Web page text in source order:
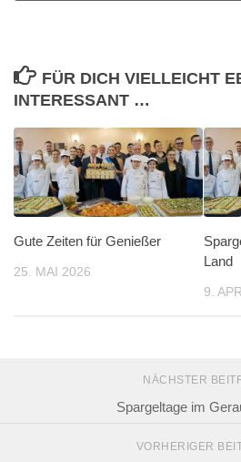
FÜR DICH VIELLEICHT
INTERESSANT …
Gute Zeiten für Genießer
25. MAI 2026
Land
9.
NÄCHSTER
Spargeltage im
VORHERIGER